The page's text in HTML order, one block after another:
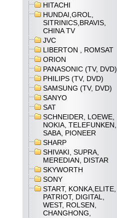
HITACHI
HUNDAI,GROL,
SITRINICS,BRAVIS,
CHINA TV
JVC
LIBERTON , ROMSAT
ORION
PANASONIC (TV, DVD)
PHILIPS (TV, DVD)
SAMSUNG (TV, DVD)
SANYO
SAT
SCHNEIDER, LOEWE,
NOKIA, TELEFUNKEN,
SABA, PIONEER
SHARP
SHIVAKI, SUPRA,
MEREDIAN, DISTAR
SKYWORTH
SONY
START, KONKA,ELITE,
PATRIOT, DIGITAL,
WEST, ROLSEN,
CHANGHONG,